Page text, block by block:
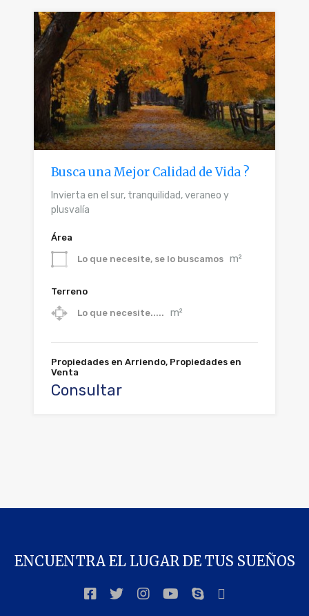
Busca una Mejor Calidad de Vida ?
Invierta en el sur, tranquilidad, veraneo y
plusvalía
Área
Lo que necesite, se lo buscamos m²
Terreno
Lo que necesite..... m²
Propiedades en Arriendo, Propiedades en
Venta
Consultar
ENCUENTRA EL LUGAR DE TUS SUEÑOS